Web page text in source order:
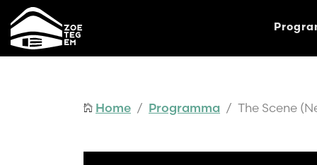
Home / Programma / The Scene